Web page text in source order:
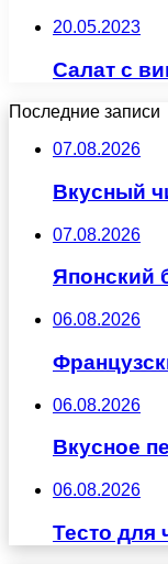
20.05.2023
Салат с
Последние записи
07.08.2026
Вкусный
07.08.2026
Японский
06.08.2026
06.08.2026
Вкусное
06.08.2026
Тесто для